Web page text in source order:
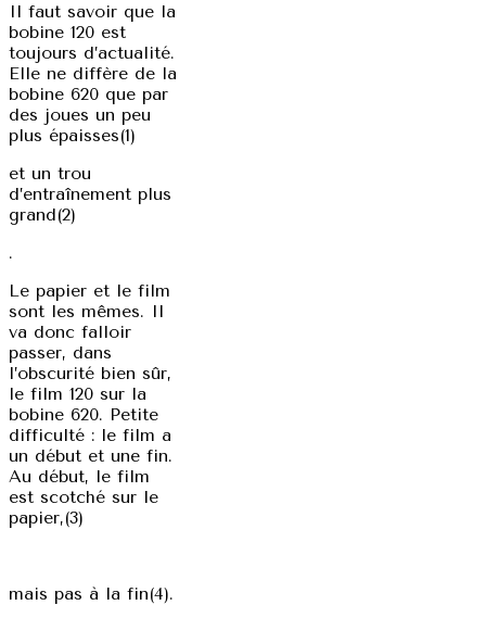
Il faut savoir que la
bobine 120 est
toujours d’actualité.
Elle ne diffère de la
bobine 620 que par
des joues un peu
plus épaisses(1)
et un trou
d’entraînement plus
grand(2)
.
Le papier et le film
sont les mêmes. Il
va donc falloir
passer, dans
l’obscurité bien sûr,
le film 120 sur la
bobine 620. Petite
difficulté : le film a
un début et une fin.
Au début, le film
est scotché sur le
papier,(3)
mais pas à la fin(4).